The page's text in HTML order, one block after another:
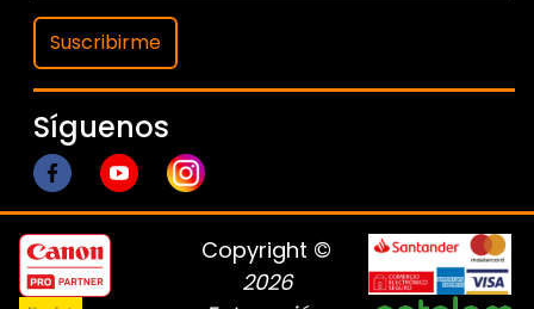
Suscribirme
Síguenos
Copyright ©
2026